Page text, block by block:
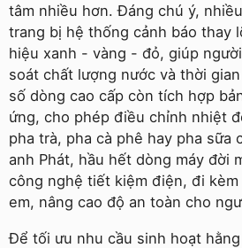
tâm nhiều hơn. Đáng chú ý,
trang bị hệ thống cảnh báo thay
hiệu xanh - vàng - đỏ, giúp
soát chất lượng nước và thời
số dòng cao cấp còn tích hợp
ứng, cho phép điều chỉnh nhiệt
pha trà, pha cà phê hay pha sữa
anh Phát, hầu hết dòng máy đời
công nghệ tiết kiệm điện, đi
em, nâng cao độ an toàn cho
Để tối ưu nhu cầu sinh hoạt